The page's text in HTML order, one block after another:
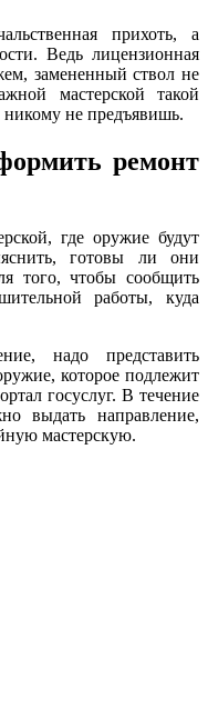
прихоть, а
Ведь лицензионная
замененный ствол не
мастерской такой
никому не предъявишь.
ремонт
где оружие будут
готовы ли они
того, чтобы сообщить
работы, куда
надо представить
которое подлежит
госуслуг. В течение
выдать направление,
мастерскую.